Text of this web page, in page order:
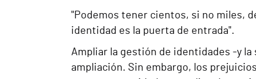
"Podemos tener cientos, si no miles,
identidad es la puerta de entrada".
Ampliar la gestión de identidades -y
ampliación. Sin embargo, los